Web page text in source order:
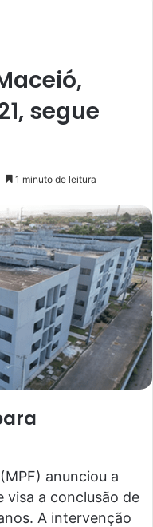
segue
1 minuto de leitura
anunciou a
visa a conclusão de
A intervenção